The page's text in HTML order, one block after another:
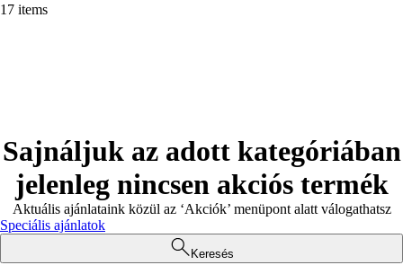
17 items
Sajnáljuk az adott kategóriában
jelenleg nincsen akciós termék
Aktuális ajánlataink közül az ‘Akciók’ menüpont alatt válogathatsz
Speciális ajánlatok
Keresés